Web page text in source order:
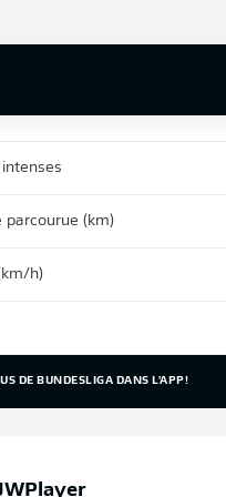
parcourue (km)
h)
DE BUNDESLIGA DANS L'APP!